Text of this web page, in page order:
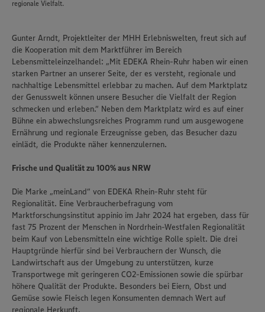
regionale Vielfalt.
Gunter Arndt, Projektleiter der MHH Erlebniswelten, freut sich auf
die Kooperation mit dem Marktführer im Bereich
Lebensmitteleinzelhandel: „Mit EDEKA Rhein-Ruhr haben wir einen
starken Partner an unserer Seite, der es versteht, regionale und
nachhaltige Lebensmittel erlebbar zu machen. Auf dem Marktplatz
der Genusswelt können unsere Besucher die Vielfalt der Region
schmecken und erleben.“ Neben dem Marktplatz wird es auf einer
Bühne ein abwechslungsreiches Programm rund um ausgewogene
Ernährung und regionale Erzeugnisse geben, das Besucher dazu
einlädt, die Produkte näher kennenzulernen.
Frische und Qualität zu 100% aus NRW
Die Marke „meinLand“ von EDEKA Rhein-Ruhr steht für
Regionalität. Eine Verbraucherbefragung vom
Marktforschungsinstitut appinio im Jahr 2024 hat ergeben, dass für
fast 75 Prozent der Menschen in Nordrhein-Westfalen Regionalität
beim Kauf von Lebensmitteln eine wichtige Rolle spielt. Die drei
Hauptgründe hierfür sind bei Verbrauchern der Wunsch, die
Landwirtschaft aus der Umgebung zu unterstützen, kurze
Transportwege mit geringeren CO2-Emissionen sowie die spürbar
höhere Qualität der Produkte. Besonders bei Eiern, Obst und
Gemüse sowie Fleisch legen Konsumenten demnach Wert auf
regionale Herkunft.